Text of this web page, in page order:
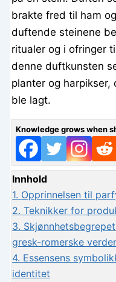
brakte fred til ham
duftende steinene
ritualer og i ofringer
denne duftkunsten
planter og harpikser,
ble lagt.
Knowledge grows when
Innhold
1. Opprinnelsen til
2. Teknikker for
3.
gresk-romerske
4. Essensens
identitet